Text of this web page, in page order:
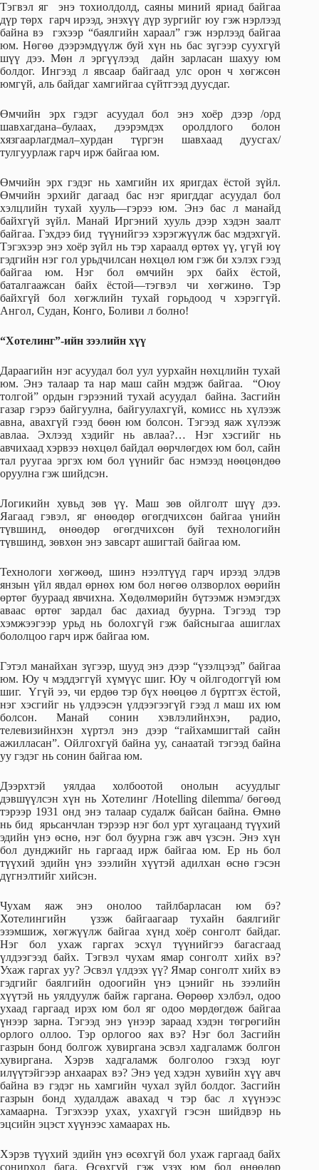
Тэгвэл яг энэ тохиолдолд, саяны миний яриад байгаа
дүр төрх гарч ирээд, энэхүү дүр зургийг юу гэж нэрлээд
байна вэ гэхээр “баялгийн хараал” гэж нэрлээд байгаа
юм. Нөгөө дээрэмдүүлж буй хүн нь бас зүгээр суухгүй
шүү дээ. Мөн л эргүүлээд дайн зарласан шахуу юм
болдог. Ингээд л явсаар байгаад улс орон ч хөгжсөн
юмгүй, аль байдаг хамгийгаа сүйтгээд дуусдаг.
Өмчийн эрх гэдэг асуудал бол энэ хоёр дээр /орд
шавхагдана–булаах, дээрэмдэх оролдлого болон
хязгаарлагдмал–хурдан түргэн шавхаад дуусгах/
тулгуурлаж гарч ирж байгаа юм.
Өмчийн эрх гэдэг нь хамгийн их яригдах ёстой зүйл.
Өмчийн эрхийг дагаад бас нэг яригддаг асуудал бол
хэлцлийн тухай хууль—гэрээ юм. Энэ бас л манайд
байхгүй зүйл. Манай Иргэний хууль дээр хэдэн заалт
байгаа. Гэхдээ бид түүнийгээ хэрэгжүүлж бас мэдэхгүй.
Тэгэхээр энэ хоёр зүйл нь тэр хараалд өртөх үү, үгүй юү
гэдгийн нэг гол урьдчилсан нөхцөл юм гэж би хэлэх гээд
байгаа юм. Нэг бол өмчийн эрх байх ёстой,
баталгаажсан байх ёстой—тэгвэл чи хөгжинө. Тэр
байхгүй бол хөгжлийн тухай горьдоод ч хэрэггүй.
Ангол, Судан, Конго, Боливи л болно!
“Хотелинг”-ийн зээлийн хүү
Дараагийн нэг асуудал бол уул уурхайн нөхцлийн тухай
юм. Энэ талаар та нар маш сайн мэдэж байгаа. “Оюу
толгой” ордын гэрээний тухай асуудал байна. Засгийн
газар гэрээ байгуулна, байгуулахгүй, комисс нь хүлээж
авна, авахгүй гээд бөөн юм болсон. Тэгээд яаж хүлээж
авлаа. Эхлээд хэдийг нь авлаа?… Нэг хэсгийг нь
авчихаад хэрвээ нөхцөл байдал өөрчлөгдөх юм бол, сайн
тал руугаа эргэх юм бол үүнийг бас нэмээд нөөцөндөө
оруулна гэж шийдсэн.
Логикийн хувьд зөв үү. Маш зөв ойлголт шүү дээ.
Яагаад гэвэл, яг өнөөдөр өгөгдчихсөн байгаа үнийн
түвшинд, өнөөдөр өгөгдчихсөн буй технологийн
түвшинд, зөвхөн энэ завсарт ашигтай байгаа юм.
Технологи хөгжөөд, шинэ нээлтүүд гарч ирээд элдэв
янзын үйл явдал өрнөх юм бол нөгөө олзворлох өөрийн
өртөг буураад явчихна. Хөдөлмөрийн бүтээмж нэмэгдэх
аваас өртөг зардал бас дахиад буурна. Тэгээд тэр
хэмжээгээр урьд нь болохгүй гэж байсныгаа ашиглах
бололцоо гарч ирж байгаа юм.
Гэтэл манайхан зүгээр, шууд энэ дээр “үзэлцээд” байгаа
юм. Юу ч мэддэггүй хүмүүс шиг. Юу ч ойлгодоггүй юм
шиг. Үгүй ээ, чи ердөө тэр бүх нөөцөө л бүртгэх ёстой,
нэг хэсгийг нь үлдээсэн үлдээгээгүй гээд л маш их юм
болсон. Манай сонин хэвлэлийнхэн, радио,
телевизийнхэн хүртэл энэ дээр “гайхамшигтай сайн
ажилласан”. Ойлгохгүй байна уу, санаатай тэгээд байна
уу гэдэг нь сонин байгаа юм.
Дээрхтэй уялдаа холбоотой онолын асуудлыг
дэвшүүлсэн хүн нь Хотелинг /Hotelling dilemma/ бөгөөд
тэрээр 1931 онд энэ талаар судалж байсан байна. Өмнө
нь бид ярьсанчлан тэрээр нэг бол урт хугацаанд түүхий
эдийн үнэ өснө, нэг бол буурна гэж авч үзсэн. Энэ хүн
бол дунджийг нь гаргаад ирж байгаа юм. Ер нь бол
түүхий эдийн үнэ зээлийн хүүтэй адилхан өснө гэсэн
дүгнэлтийг хийсэн.
Чухам яаж энэ онолоо тайлбарласан юм бэ?
Хотелингийн үзэж байгаагаар тухайн баялгийг
эзэмшиж, хөгжүүлж байгаа хүнд хоёр сонголт байдаг.
Нэг бол ухаж гаргах эсхүл түүнийгээ багасгаад
үлдээгээд байх. Тэгвэл чухам ямар сонголт хийх вэ?
Ухаж гаргах уу? Эсвэл үлдээх үү? Ямар сонголт хийх вэ
гэдгийг баялгийн одоогийн үнэ цэнийг нь зээлийн
хүүтэй нь уялдуулж байж гаргана. Өөрөөр хэлбэл, одоо
ухаад гаргаад ирэх юм бол яг одоо мөрдөгдөж байгаа
үнээр зарна. Тэгээд энэ үнээр зараад хэдэн төгрөгийн
орлого оллоо. Тэр орлогоо яах вэ? Нэг бол Засгийн
газрын бонд болгож хувиргана эсвэл хадгаламж болгон
хувиргана. Хэрэв хадгаламж болголоо гэхэд юуг
илүүтэйгээр анхаарах вэ? Энэ үед хэдэн хувийн хүү авч
байна вэ гэдэг нь хамгийн чухал зүйл болдог. Засгийн
газрын бонд худалдаж авахад ч тэр бас л хүүнээс
хамаарна. Тэгэхээр ухах, ухахгүй гэсэн шийдвэр нь
эцсийн эцэст хүүнээс хамаарах нь.
Хэрэв түүхий эдийн үнэ өсөхгүй бол ухаж гаргаад байх
сонирхол бага. Өсөхгүй гэж үзэх юм бол өнөөдөр